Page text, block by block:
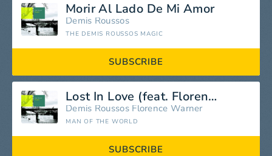
Morir Al Lado De Mi Amor
Demis Roussos
THE DEMIS ROUSSOS MAGIC
SUBSCRIBE
Lost In Love (feat. Florence Warner)
Demis Roussos Florence Warner
MAN OF THE WORLD
SUBSCRIBE